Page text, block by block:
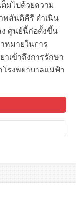
มไปด้วยความ
พสันติคีรี ดำเนิน
ง ศูนย์นี้ก่อตั้งขึ้น
หมายในการ
าเข้าถึงการรักษา
โรงพยาบาลแม่ฟ้า